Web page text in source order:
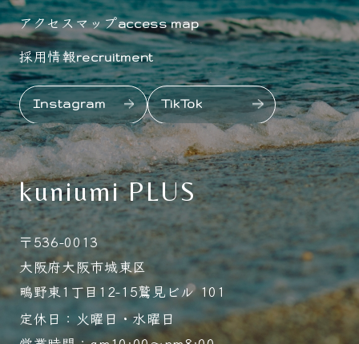
アクセスマップaccess map
採用情報recruitment
Instagram TikTok
kuniumi PLUS
〒536-0013
大阪府大阪市城東区
鴫野東1丁目12-15鷲見ビル 101
定休日：火曜日・水曜日